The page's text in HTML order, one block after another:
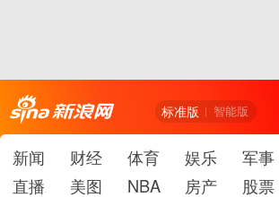
标准版 智能版
新闻 财经 体育 娱乐 军事
直播
美图 NBA 房产 股票